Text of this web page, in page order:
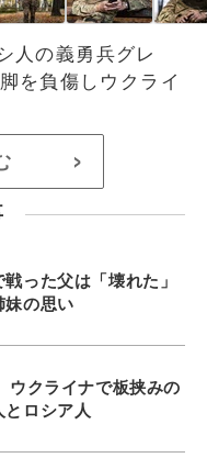
人の義勇兵グレ
を負傷しウクライ
>
った父は「壊れた」
妹の思い
ウクライナで板挟みの
ロシア人